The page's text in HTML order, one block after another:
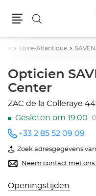
Zoeken
Loire-Atlantique
Opticien
Center
ZAC de la Colleraye
Gesloten om 19:00
telefoonnummer
+33 2 85 52 09 09
Zoek adresgegevens
van
Opticien
SAVENAY
Center
Neem contact met ons
Openingstijden